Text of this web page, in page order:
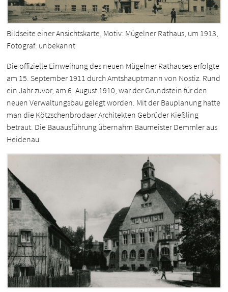
Bildseite einer Ansichtskarte, Motiv: Mügelner Rathaus, um 1913,
Fotograf: unbekannt
Die offizielle Einweihung des neuen Mügelner Rathauses erfolgte
am 15. September 1911 durch Amtshauptmann von Nostiz. Rund
ein Jahr zuvor, am 6. August 1910, war der Grundstein für den
neuen Verwaltungsbau gelegt worden. Mit der Bauplanung hatte
man die Kötzschenbrodaer Architekten Gebrüder Kießling
betraut. Die Bauausführung übernahm Baumeister Demmler aus
Heidenau.